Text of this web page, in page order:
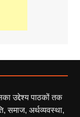
उद्देश्य पाठकों तक
समाज, अर्थव्यवस्था,